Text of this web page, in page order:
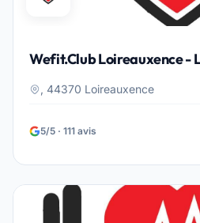
Wefit.Club Loireauxence -
, 44370 Loireauxence
5/5 · 111 avis